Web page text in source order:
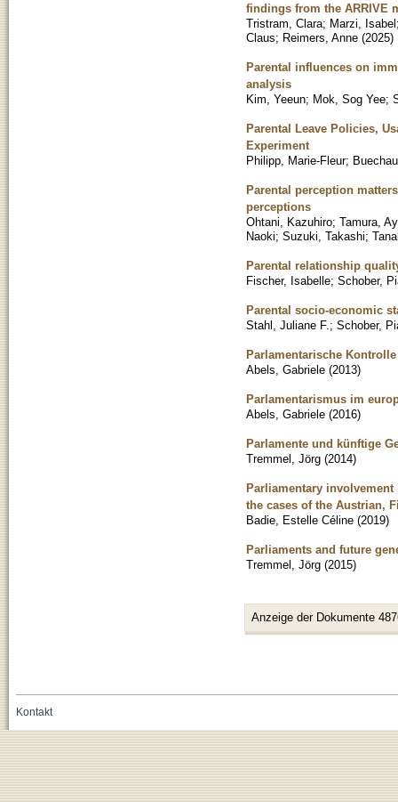
findings from the ARRIVE
Tristram, Clara; Marzi, Isabel
Claus; Reimers, Anne (2025)
Parental influences on
analysis
Kim, Yeeun; Mok, Sog Yee;
Parental Leave Policies,
Experiment
Philipp, Marie-Fleur;
Parental perception
perceptions
Ohtani, Kazuhiro; Tamura,
Naoki; Suzuki, Takashi;
Parental relationship
Fischer, Isabelle; Schober,
Parental socio-economic
Stahl, Juliane F. ; Schober,
Parlamentarische
Abels, Gabriele (2013)
Parlamentarismus im
Abels, Gabriele (2016)
Parlamente und künftige
Tremmel, Jörg (2014)
Parliamentary
the cases of the Austrian,
Badie, Estelle Céline (2019)
Parliaments and future
Tremmel, Jörg (2015)
Anzeige der Dokumente
Kontakt